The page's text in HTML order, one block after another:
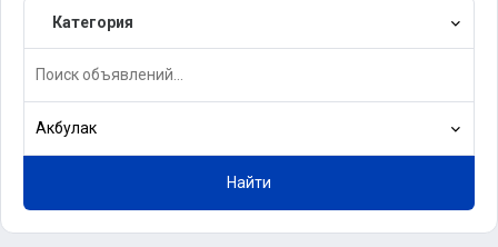
Категория
Акбулак
Найти